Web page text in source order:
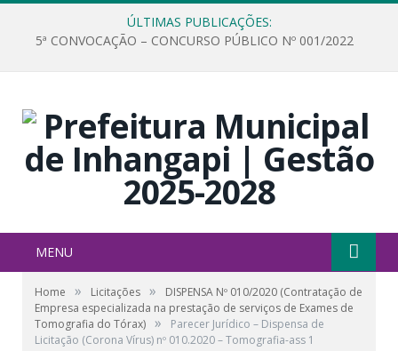
ÚLTIMAS PUBLICAÇÕES:
5ª CONVOCAÇÃO – CONCURSO PÚBLICO Nº 001/2022
MENU
Home » Licitações »
DISPENSA Nº 010/2020 (Contratação de
Empresa especializada na prestação de serviços de Exames de
Tomografia do Tórax) »
Parecer Jurídico – Dispensa de
Licitação (Corona Vírus) nº 010.2020 – Tomografia-ass 1